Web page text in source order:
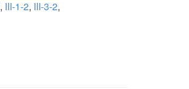
, III-1-2, III-3-2,